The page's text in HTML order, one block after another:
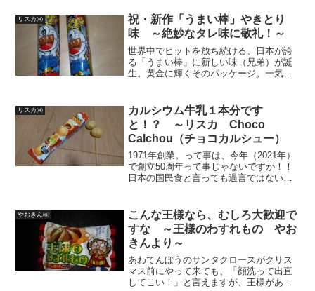
リスカ㈱
祝・新作「うまい棒」やきとり
味 ～絶妙なタレ味に敬礼！～
世界中でヒットを放ち続ける、日本が誇
る「うまい棒」に新しい味（兄弟）が誕
生。黄金に輝くそのパッケージ。一気に
とり味です！（なんとなく、とり皮っぽ
いパッケージもご愛嬌って事で）...
リスカ㈱
カルシウム牛乳１本分です
と！？ ～リスカ Choco
Calchou（チョコカルシュー）
1971年創業。って事は、今年（2021年）
で創立50周年って事じゃないですか！！
日本の国民食と言っても過言ではない
ど、キラリと光る秀逸な駄菓子を創り続
ける「おいしさのハ...
やおきん㈱
こんな王様なら、むしろ大歓迎で
すな ～王様のわすれもの やお
きんより～
あわてんぼうのサンタクロースがクリス
マス前にやって来ても、「顔洗って出直
してこい！」と言えますが、王様があわ